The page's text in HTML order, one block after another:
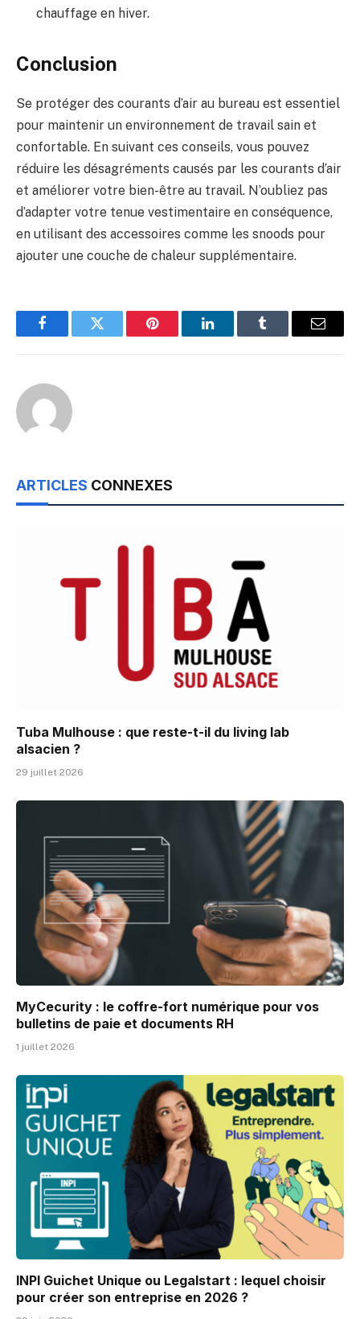
chauffage en hiver.
Conclusion
Se protéger des courants d’air au bureau est essentiel
pour maintenir un environnement de travail sain et
confortable. En suivant ces conseils, vous pouvez
réduire les désagréments causés par les courants d’air
et améliorer votre bien-être au travail. N’oubliez pas
d’adapter votre tenue vestimentaire en conséquence,
en utilisant des accessoires comme les snoods pour
ajouter une couche de chaleur supplémentaire.
FacebookTwitter Pinterest LinkedInTumblr Email
ARTICLES CONNEXES
Tuba Mulhouse : que reste-t-il du living lab
alsacien ?
29 juillet 2026
MyCecurity : le coffre-fort numérique pour vos
bulletins de paie et documents RH
1 juillet 2026
INPI Guichet Unique ou Legalstart : lequel choisir
pour créer son entreprise en 2026 ?